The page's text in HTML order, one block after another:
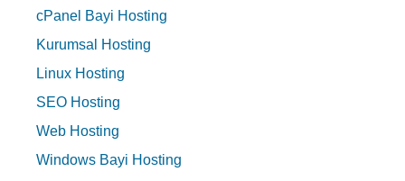
cPanel Bayi Hosting
Kurumsal Hosting
Linux Hosting
SEO Hosting
Web Hosting
Windows Bayi Hosting